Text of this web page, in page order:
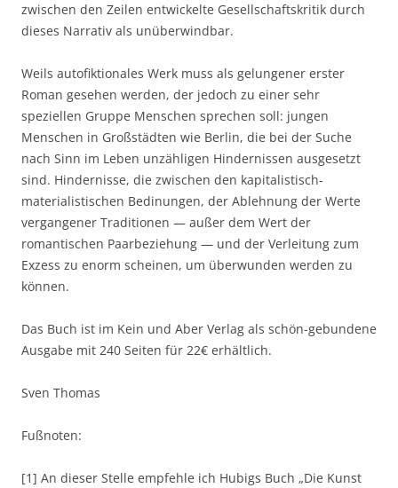
zwischen den Zeilen entwickelte Gesellschaftskritik durch
dieses Narrativ als unüberwindbar.
Weils autofiktionales Werk muss als gelungener erster
Roman gesehen werden, der jedoch zu einer sehr
speziellen Gruppe Menschen sprechen soll: jungen
Menschen in Großstädten wie Berlin, die bei der Suche
nach Sinn im Leben unzähligen Hindernissen ausgesetzt
sind. Hindernisse, die zwischen den kapitalistisch-
materialistischen Bedinungen, der Ablehnung der Werte
vergangener Traditionen — außer dem Wert der
romantischen Paarbeziehung — und der Verleitung zum
Exzess zu enorm scheinen, um überwunden werden zu
können.
Das Buch ist im Kein und Aber Verlag als schön-gebundene
Ausgabe mit 240 Seiten für 22€ erhältlich.
Sven Thomas
Fußnoten:
[1] An dieser Stelle empfehle ich Hubigs Buch „Die Kunst